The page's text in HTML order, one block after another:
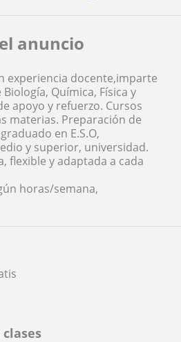
anuncio
experiencia docente,imparte
Química, Física y
apoyo y refuerzo. Cursos
materias. Preparación de
en E.S.O,
y superior, universidad.
flexible y adaptada a cada
horas/semana,